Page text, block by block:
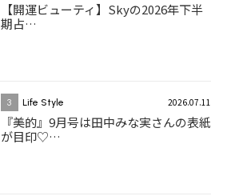
【開運ビューティ】Skyの2026年下半
期占…
3 Life Style 2026.07.11
『美的』9月号は田中みな実さんの表紙
が目印♡…